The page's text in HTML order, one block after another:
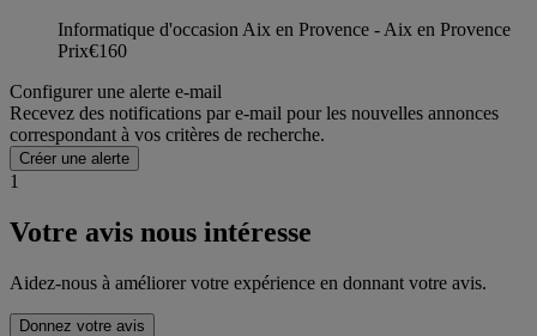
Informatique d'occasion Aix en Provence - Aix en Provence
Prix€160
Configurer une alerte e-mail
Recevez des notifications par e-mail pour les nouvelles annonces
correspondant à vos critères de recherche.
Créer une alerte
1
Votre avis nous intéresse
Aidez-nous à améliorer votre expérience en donnant votre avis.
Donnez votre avis